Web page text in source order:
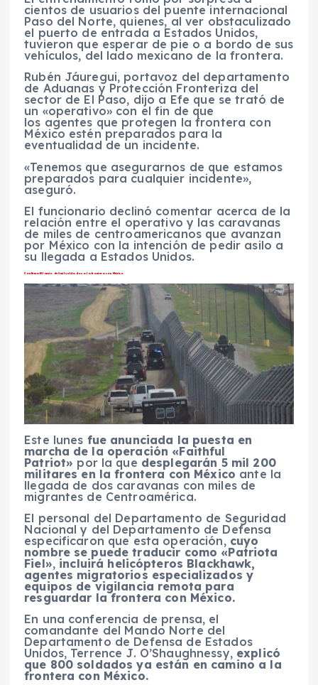
cientos de usuarios del puente internacional
Paso del Norte, quienes, al ver obstaculizado
el puerto de entrada a Estados Unidos,
tuvieron que esperar de pie o a bordo de sus
vehículos, del lado mexicano de la frontera.
Rubén Jáuregui, portavoz del departamento
de Aduanas y Protección Fronteriza del
sector de El Paso, dijo a Efe que se trató de
un «operativo» con el fin de que
los agentes que protegen la frontera con
México estén preparados para la
eventualidad de un incidente.
«Tenemos que asegurarnos de que estamos
preparados para cualquier incidente»,
aseguró.
El funcionario declinó comentar acerca de la
relación entre el operativo y las caravanas
de miles de centroamericanos que avanzan
por México con la intención de pedir asilo a
su llegada a Estados Unidos.
Confirma EU envío de 5 mil soldados a la frontera con México
Este lunes fue anunciada la puesta en
marcha de la operación «Faithful
Patriot» por la que desplegarán 5 mil 200
militares en la frontera con México ante la
llegada de dos caravanas con miles de
migrantes de Centroamérica.
El personal del Departamento de Seguridad
Nacional y del Departamento de Defensa
especificaron que esta operación, cuyo
nombre se puede traducir como «Patriota
Fiel»,incluirá helicópteros Blackhawk,
agentes migratorios especializados y
equipos de vigilancia remota para
resguardar la frontera con México.
En una conferencia de prensa, el
comandante del Mando Norte del
Departamento de Defensa de Estados
Unidos, Terrence J. O’Shaughnessy, explicó
que 800 soldados ya están en camino a la
frontera con México.